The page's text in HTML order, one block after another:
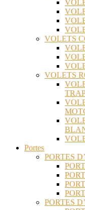
VOLETS
VOLETS
Portes
PORTES
PORTES